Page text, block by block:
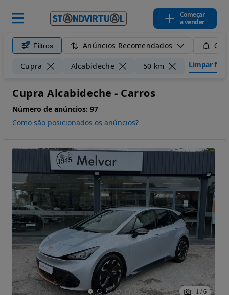
Começar
a vender
Filtros Anúncios Recomendados
Cupra Alcabideche 50 km Limpar
Cupra Alcabideche - Carros
Número de anúncios: 97
Como são posicionados os anúncios?
1 / 6